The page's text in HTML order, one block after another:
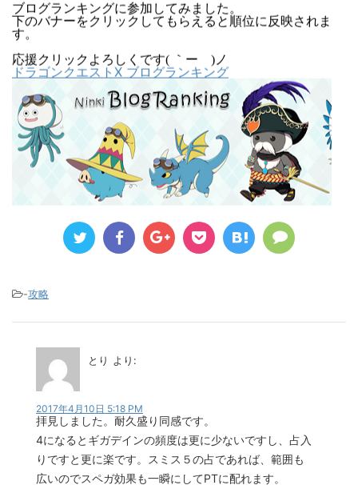
ブログランキングに参加してみました。
下のバナーをクリックしてもらえると順位に反映されま
す。
応援クリックよろしくです( ｀ー´)ノ
ドラゴンクエストX ブログランキング
-攻略
とり より:
2017年4月10日 5:18 PM
拝見しました。耐久盛り同感です。
4になるとギガデインの頻度は更に少ないですし、占入
りですと更に楽です。スミス５の占であれば、範囲も
広いのでスペガ効果も一瞬にしてPTに配れます。